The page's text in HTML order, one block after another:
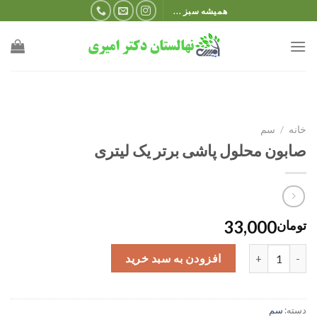
to
content
همیشه سبز ...
خانه / سم
صابون محلول پاشی برتر یک لیتری
تومان33,000
صابون محلول پاشی برتر یک لیتری عدد
افزودن به سبد خرید
دسته: سم